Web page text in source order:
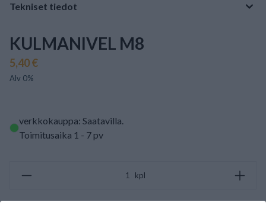
Tekniset tiedot
KULMANIVEL M8
5,40 €
Alv 0%
verkkokauppa: Saatavilla.
Toimitusaika 1 - 7 pv
kpl